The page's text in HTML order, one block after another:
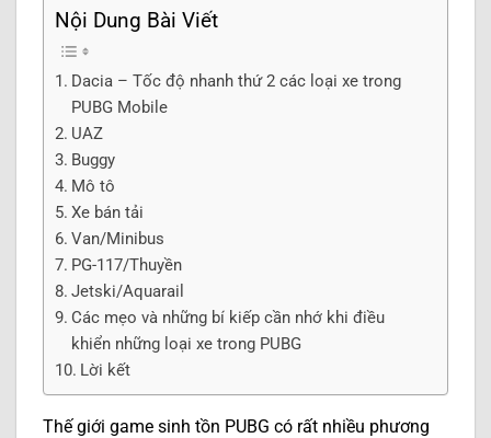
Nội Dung Bài Viết
Dacia – Tốc độ nhanh thứ 2 các loại xe trong
PUBG Mobile
UAZ
Buggy
Mô tô
Xe bán tải
Van/Minibus
PG-117/Thuyền
Jetski/Aquarail
Các mẹo và những bí kiếp cần nhớ khi điều
khiển những loại xe trong PUBG
Lời kết
Thế giới game sinh tồn PUBG có rất nhiều phương